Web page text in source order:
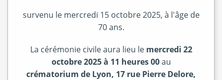
survenu le mercredi 15 octobre 2025, à l'âge de
70 ans.
La cérémonie civile aura lieu le mercredi 22
octobre 2025 à 11 heures 00au
crématorium de Lyon, 17 rue Pierre Delore,